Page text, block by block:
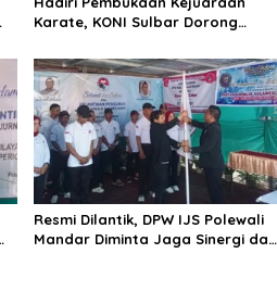
Karate, KONI Sulbar Dorong
Resmi Dilantik, DPW IJS Polewali
Mandar Diminta Jaga Sinergi dan